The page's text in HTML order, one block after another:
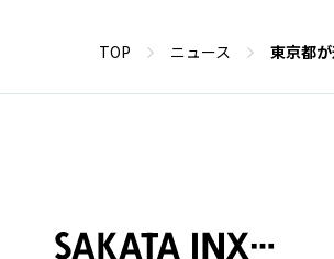
TOP ニュース 東京都